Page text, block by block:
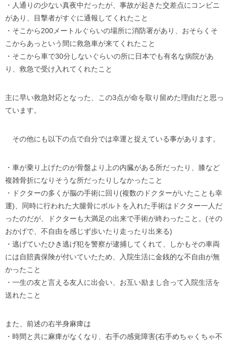
・人通りの少ない真夜中だったが、事故が起きた交差点にコンビニ
があり、目撃者がすぐに通報してくれたこと
・そこから200メートルぐらいの場所に消防署があり、おそらくそ
こからあっという間に救急車が来てくれたこと
・そこから車で30分しないぐらいの所に日本でも有名な病院があ
り、救急で受け入れてくれたこと
主に早い救急対応となった、この3点が命を取り留めた理由だと思っ
ています。
その他にも以下の点で自分では幸運と捉えている事があります。
・車が乗り上げたのが骨盤より上の内臓がある所だったり、膝など
複雑骨折になりそうな所だったりしなかったこと
・ドクターの多くが脳の手術に回り(複数のドクターがいたことも幸
運)、同時に行われた大腿骨にボルトを入れた手術はドクター一人だ
ったのだが、ドクターも大満足の出来で手術が終わったこと。(その
おかげで、不自由を感じず歩いたり走ったり出来る)
・逃げていたひき逃げ犯を警察が逮捕してくれて、しかもその車両
には自賠責保険が付いていたため、入院生活に金銭的な不自由が無
かったこと
・一生の友と言える友人に出会い、お互い励まし合って入院生活を
送れたこと
また、前述の右半身麻痺は
・時間と共に麻痺がなくなり、右手の感覚障害(右手めちゃくちゃ不